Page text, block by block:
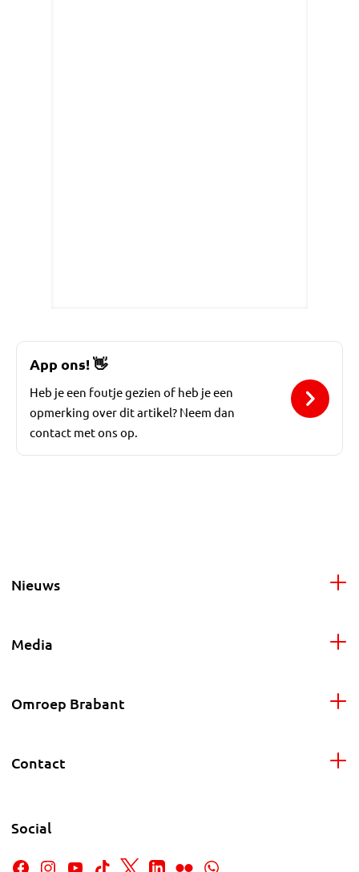
App ons!👋
Heb je een foutje gezien of heb je een
opmerking over dit artikel? Neem dan
contact met ons op.
Nieuws
Media
Omroep Brabant
Contact
Social